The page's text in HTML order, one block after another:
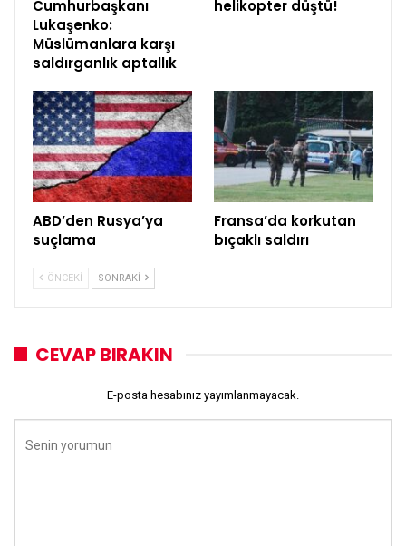
Cumhurbaşkanı
Lukaşenko:
Müslümanlara karşı
saldırganlık aptallık
helikopter düştü!
ABD’den Rusya’ya
suçlama
Fransa’da korkutan
bıçaklı saldırı
ÖNCEKI SONRAKI
CEVAP BIRAKIN
E-posta hesabınız yayımlanmayacak.